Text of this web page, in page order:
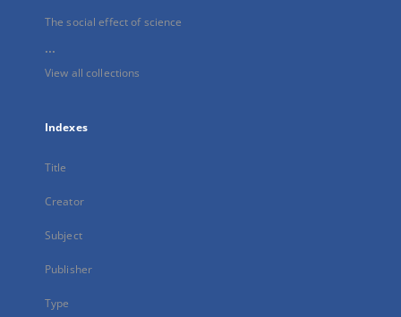
The social effect of science
...
View all collections
Indexes
Title
Creator
Subject
Publisher
Type